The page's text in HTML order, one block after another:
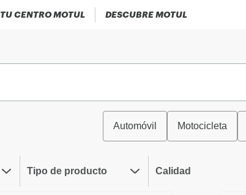
TU CENTRO MOTUL DESCUBRE MOTUL
Automóvil Motocicleta
Tipo de producto Calidad